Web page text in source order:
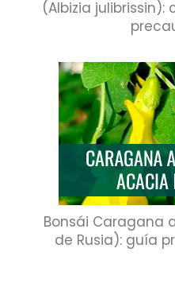
(Albizia
Bonsái Caragana
de Rusia): guía